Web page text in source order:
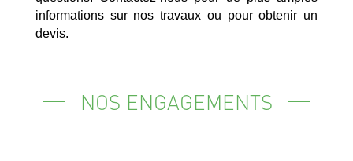
informations sur nos travaux ou pour obtenir un
devis.
NOS ENGAGEMENTS